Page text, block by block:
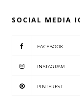
SOCIAL MEDIA
FACEBOOK
INSTAGRAM
PINTEREST